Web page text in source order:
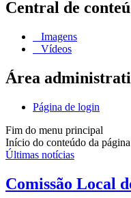
Central de
Imagens
Vídeos
Área
Página de login
Fim do menu principal
Início do conteúdo da página
Últimas notícias
Comissão Local